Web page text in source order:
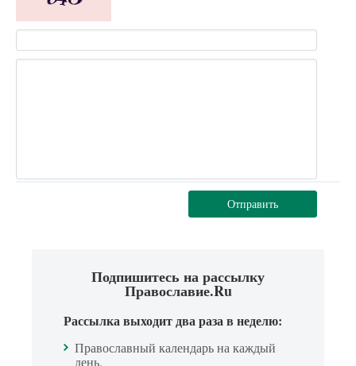
Отправить
Подпишитесь на рассылку
Православие.Ru
Рассылка выходит два раза в неделю:
Православный календарь на каждый
день.